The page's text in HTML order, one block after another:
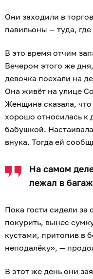
Они заходили в
павильоны — туда,
В это время отчим
Вечером этого же
девочка поехали на
Она живёт на улице
Женщина сказала, что
хорошо относилась к
бабушкой.
внука. Тогда ей
На самом
лежал в
Пока гости сидели
покурить, вынес
кустами, притопив в
неподалёку», —
В этот же день они